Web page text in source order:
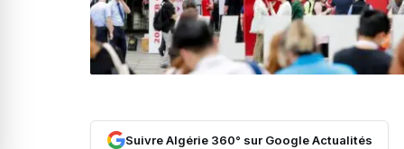
Suivre Algérie 360° sur Google Actualités